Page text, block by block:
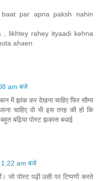
par apna paksh nahin
likhtey rahey ityaadi kehna
ahaen
am बजे
में झांक कर देखना चाहिए फिर सौम्य
चाहिए वो भी इस तरह की हो कि
बढ़िया पोस्ट झकास बधाई
1:22 am बजे
जो पोस्ट पढ़ी उसी पर टिप्पणी करते